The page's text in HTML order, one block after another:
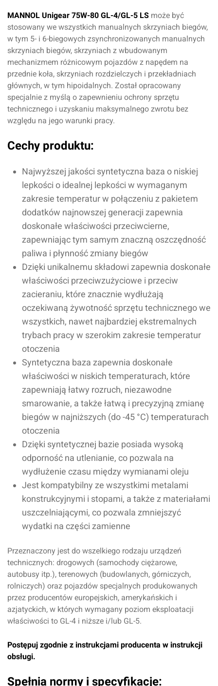
MANNOL Unigear 75W-80 GL-4/GL-5 LS może być
stosowany we wszystkich manualnych skrzyniach biegów,
w tym 5- i 6-biegowych zsynchronizowanych manualnych
skrzyniach biegów, skrzyniach z wbudowanym
mechanizmem różnicowym pojazdów z napędem na
przednie koła, skrzyniach rozdzielczych i przekładniach
głównych, w tym hipoidalnych. Został opracowany
specjalnie z myślą o zapewnieniu ochrony sprzętu
technicznego i uzyskaniu maksymalnego zwrotu bez
względu na jego warunki pracy.
Cechy produktu:
Najwyższej jakości syntetyczna baza o niskiej
lepkości o idealnej lepkości w wymaganym
zakresie temperatur w połączeniu z pakietem
dodatków najnowszej generacji zapewnia
doskonałe właściwości przeciwcierne,
zapewniając tym samym znaczną oszczędność
paliwa i płynność zmiany biegów
Dzięki unikalnemu składowi zapewnia doskonałe
właściwości przeciwzużyciowe i przeciw
zacieraniu, które znacznie wydłużają
oczekiwaną żywotność sprzętu technicznego we
wszystkich, nawet najbardziej ekstremalnych
trybach pracy w szerokim zakresie temperatur
otoczenia
Syntetyczna baza zapewnia doskonałe
właściwości w niskich temperaturach, które
zapewniają łatwy rozruch, niezawodne
smarowanie, a także łatwą i precyzyjną zmianę
biegów w najniższych (do -45 °C) temperaturach
otoczenia
Dzięki syntetycznej bazie posiada wysoką
odporność na utlenianie, co pozwala na
wydłużenie czasu między wymianami oleju
Jest kompatybilny ze wszystkimi metalami
konstrukcyjnymi i stopami, a także z materiałami
uszczelniającymi, co pozwala zmniejszyć
wydatki na części zamienne
Przeznaczony jest do wszelkiego rodzaju urządzeń
technicznych: drogowych (samochody ciężarowe,
autobusy itp.), terenowych (budowlanych, górniczych,
rolniczych) oraz pojazdów specjalnych produkowanych
przez producentów europejskich, amerykańskich i
azjatyckich, w których wymagany poziom eksploatacji
właściwości to GL-4 i niższe i/lub GL-5.
Postępuj zgodnie z instrukcjami producenta w instrukcji
obsługi.
Spełnia normy i specyfikacje:
Oceń produkt